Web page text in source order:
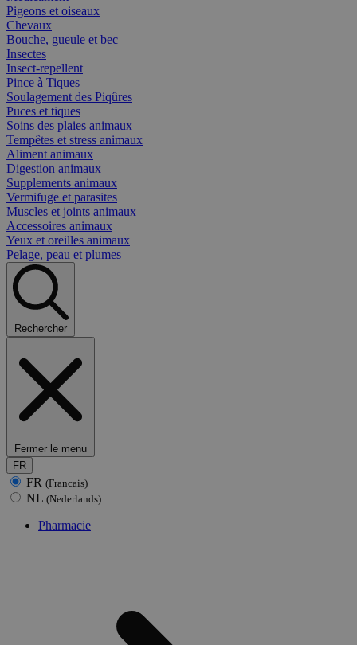
Pigeons et oiseaux
Chevaux
Bouche, gueule et bec
Insectes
Insect-repellent
Pince à Tiques
Soulagement des Piqûres
Puces et tiques
Soins des plaies animaux
Tempêtes et stress animaux
Aliment animaux
Digestion animaux
Supplements animaux
Vermifuge et parasites
Muscles et joints animaux
Accessoires animaux
Yeux et oreilles animaux
Pelage, peau et plumes
Rechercher
Fermer le menu
FR
FR (Francais)
NL (Nederlands)
Pharmacie